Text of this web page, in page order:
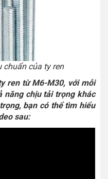
của ty ren
ren từ M6-M30, với mỗi
năng chịu tải trọng khác
bạn có thể tìm hiểu
sau: